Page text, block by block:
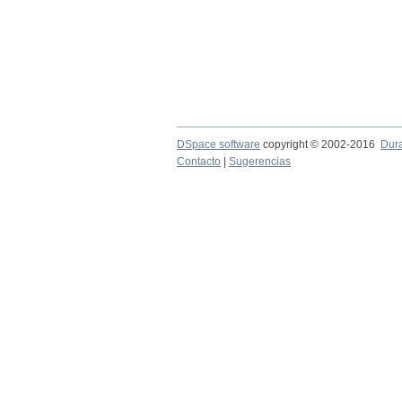
DSpace software copyright © 2002-2016
Contacto
Sugerencias